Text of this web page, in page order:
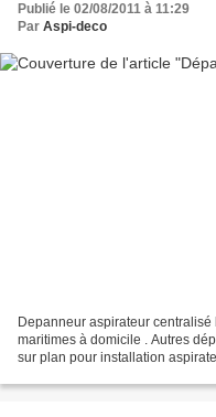
Publié le 02/08/2011 à 11:29
Par Aspi-deco
Depanneur aspirateur
maritimes à domicile . Autres
sur plan pour installation